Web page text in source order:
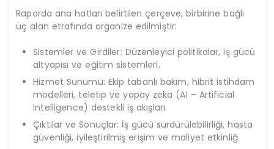
Raporda ana hatları belirtilen çerçeve, birbirine bağlı
üç alan etrafında organize edilmiştir:
Sistemler ve Girdiler: Düzenleyici politikalar, iş gücü
altyapısı ve eğitim sistemleri.
Hizmet Sunumu: Ekip tabanlı bakım, hibrit istihdam
modelleri, teletıp ve yapay zeka (AI – Artificial
Intelligence) destekli iş akışları.
Çıktılar ve Sonuçlar: İş gücü sürdürülebilirliği, hasta
güvenliği, iyileştirilmiş erişim ve maliyet etkinliğ